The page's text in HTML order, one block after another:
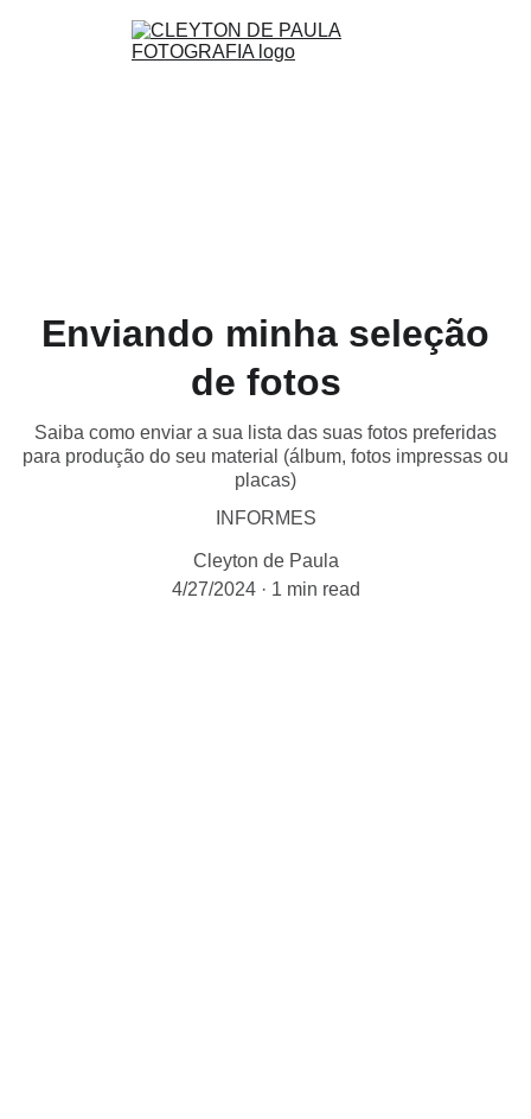
Enviando minha seleção
de fotos
Saiba como enviar a sua lista das suas fotos preferidas
para produção do seu material (álbum, fotos impressas ou
placas)
INFORMES
Cleyton de Paula
4/27/2024
1 min read